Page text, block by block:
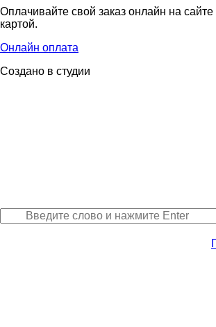
Оплачивайте свой заказ онлайн на сайте
картой.
Онлайн оплата
Создано в студии